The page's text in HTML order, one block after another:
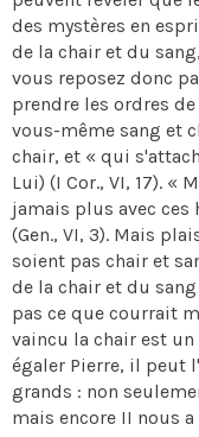
des mystères en
de la chair et du
vous reposez donc
prendre les ordres
vous-même sang et
chair, et « qui
Lui) (I Cor., VI, 17). «
jamais plus avec ces
(Gen., VI, 3). Mais
soient pas chair et
de la chair et du
pas ce que courrait
vaincu la chair est
égaler Pierre, il peut
grands : non
mais encore II nous